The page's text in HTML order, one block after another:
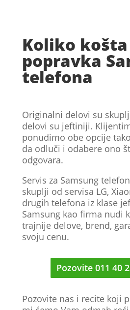
Koliko košta
popravka
telefona
Originalni delovi su
delovi su jeftiniji.
ponudimo obe opcije
da odluči i odabere ono
odgovara.
Servis za Samsung
skuplji od servisa LG,
drugih telefona iz klase
Samsung kao firma nudi
trajnije delove, brend,
svoju cenu.
Pozovite 011 40
Pozovite nas i recite koji